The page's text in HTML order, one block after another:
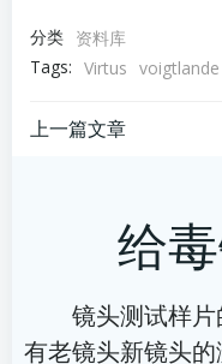
分类 资料库
Tags: Virtus voigtlande
文
航
上一篇文章
给
镜头测试样片
有老镜头新镜头